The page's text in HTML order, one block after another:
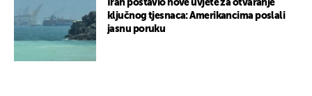
Iran postavio nove uvjete za otvaranje
ključnog tjesnaca: Amerikancima poslali
jasnu poruku